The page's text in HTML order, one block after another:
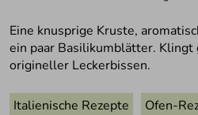
Eine knusprige Kruste,
ein paar Basilikumblätter. Klingt
origineller Leckerbissen.
Italienische Rezepte Ofen-